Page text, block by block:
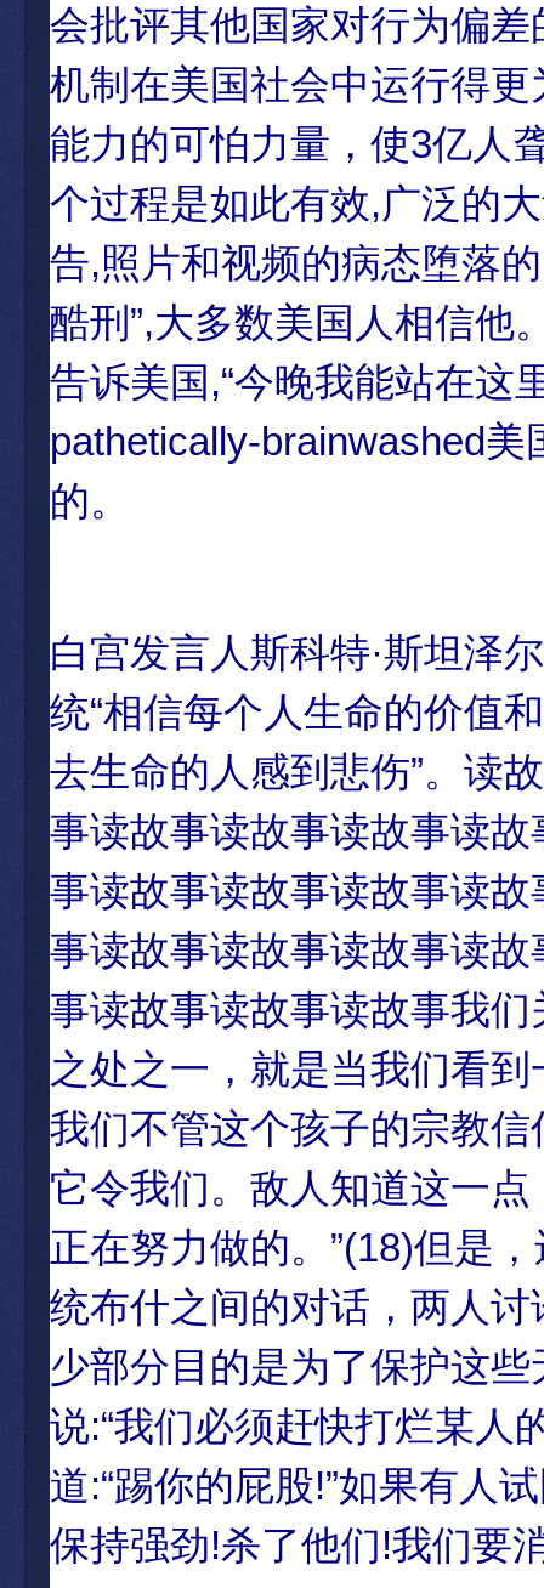
会批评其他国家对行为偏
机制在美国社会中运行得
能力的可怕力量，使3亿人
个过程是如此有效,广泛的
告,照片和视频的病态堕落
酷刑”,大多数美国人相信他
告诉美国,“今晚我能站在这
pathetically-brainwashed
的。
白宫发言人斯科特·斯坦泽
统“相信每个人生命的价值
去生命的人感到悲伤”。读
事读故事读故事读故事读
事读故事读故事读故事读
事读故事读故事读故事读
事读故事读故事读故事我
之处之一，就是当我们看
我们不管这个孩子的宗教
它令我们。敌人知道这一
正在努力做的。”(18)但是
统布什之间的对话，两人
少部分目的是为了保护这
说:“我们必须赶快打烂某人
道:“踢你的屁股!”如果有人
保持强劲!杀了他们!我们要